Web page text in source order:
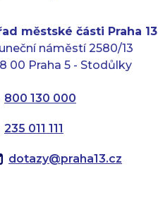
městské části Praha 13
náměstí 2580/13
00 Praha 5 - Stodůlky
800 130 000
235 011 111
dotazy@praha13.cz